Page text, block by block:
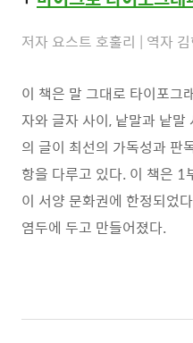
저자 요스트 호훌리 | 역자
이 책은 말 그대로 타이포그
자와 글자 사이, 낱말과 낱
의 글이 최선의 가독성과 판
항을 다루고 있다. 이 책은
이 서양 문화권에 한정되었
염두에 두고 만들어졌다.